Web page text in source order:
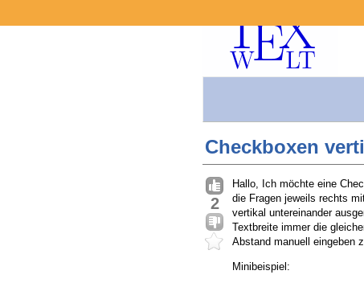
Checkboxen
2
Hallo, Ich möchte eine
die Fragen jeweils rechts
vertikal untereinander
Textbreite immer die
Abstand manuell eingeben
Minibeispiel: